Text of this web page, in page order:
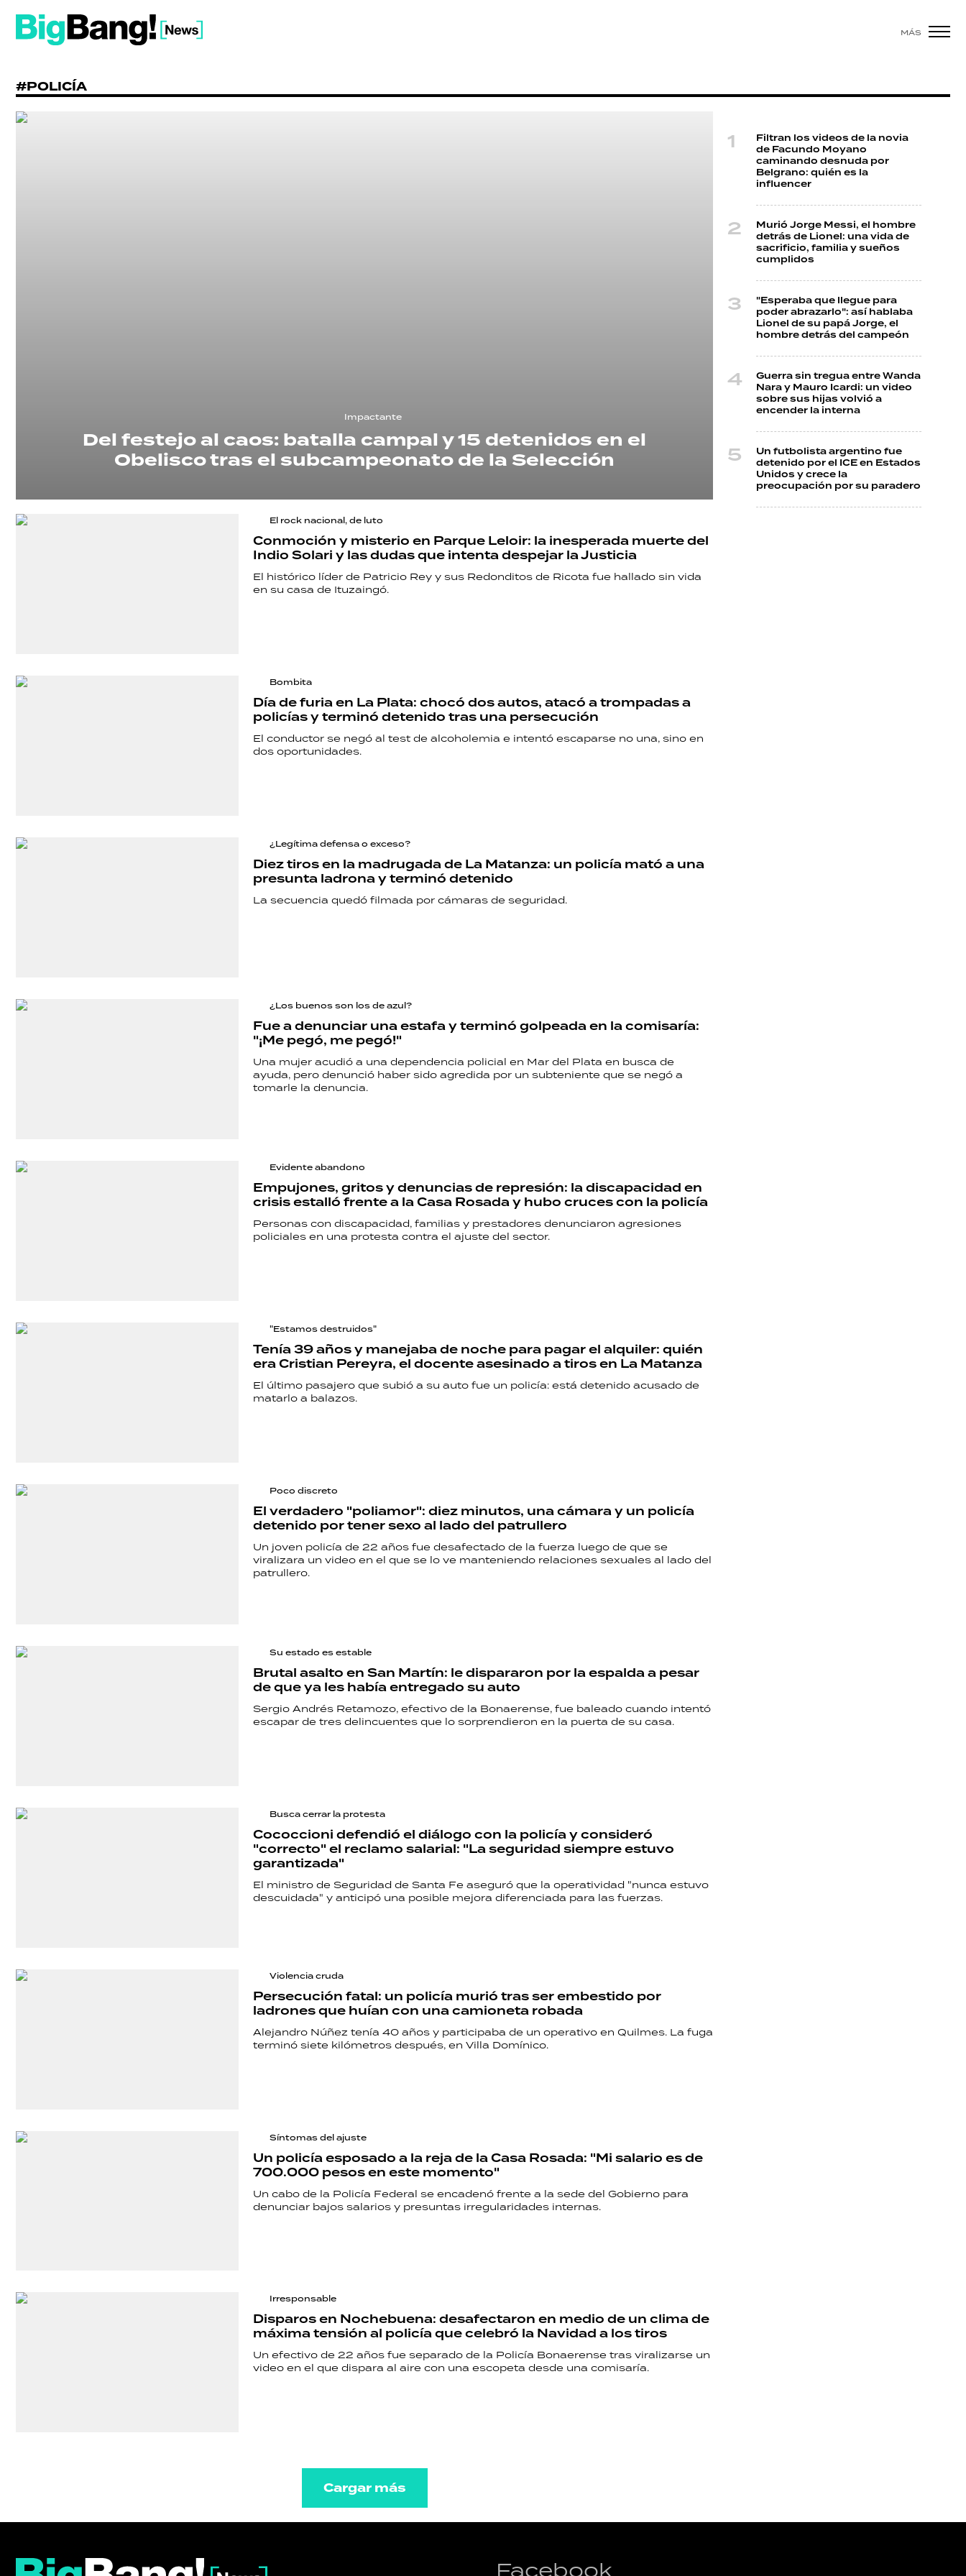
MÁS
#POLICÍA
Impactante
Del festejo al caos: batalla campal y 15 detenidos en el
Obelisco tras el subcampeonato de la Selección
El rock nacional, de luto
Conmoción y misterio en Parque Leloir: la inesperada muerte del
Indio Solari y las dudas que intenta despejar la Justicia
El histórico líder de Patricio Rey y sus Redonditos de Ricota fue hallado sin vida
en su casa de Ituzaingó.
Bombita
Día de furia en La Plata: chocó dos autos, atacó a trompadas a
policías y terminó detenido tras una persecución
El conductor se negó al test de alcoholemia e intentó escaparse no una, sino en
dos oportunidades.
¿Legítima defensa o exceso?
Diez tiros en la madrugada de La Matanza: un policía mató a una
presunta ladrona y terminó detenido
La secuencia quedó filmada por cámaras de seguridad.
¿Los buenos son los de azul?
Fue a denunciar una estafa y terminó golpeada en la comisaría:
"¡Me pegó, me pegó!"
Una mujer acudió a una dependencia policial en Mar del Plata en busca de
ayuda, pero denunció haber sido agredida por un subteniente que se negó a
tomarle la denuncia.
Evidente abandono
Empujones, gritos y denuncias de represión: la discapacidad en
crisis estalló frente a la Casa Rosada y hubo cruces con la policía
Personas con discapacidad, familias y prestadores denunciaron agresiones
policiales en una protesta contra el ajuste del sector.
"Estamos destruidos"
Tenía 39 años y manejaba de noche para pagar el alquiler: quién
era Cristian Pereyra, el docente asesinado a tiros en La Matanza
El último pasajero que subió a su auto fue un policía: está detenido acusado de
matarlo a balazos.
Poco discreto
El verdadero "poliamor": diez minutos, una cámara y un policía
detenido por tener sexo al lado del patrullero
Un joven policía de 22 años fue desafectado de la fuerza luego de que se
viralizara un video en el que se lo ve manteniendo relaciones sexuales al lado del
patrullero.
Su estado es estable
Brutal asalto en San Martín: le dispararon por la espalda a pesar
de que ya les había entregado su auto
Sergio Andrés Retamozo, efectivo de la Bonaerense, fue baleado cuando intentó
escapar de tres delincuentes que lo sorprendieron en la puerta de su casa.
Busca cerrar la protesta
Cococcioni defendió el diálogo con la policía y consideró
"correcto" el reclamo salarial: "La seguridad siempre estuvo
garantizada"
El ministro de Seguridad de Santa Fe aseguró que la operatividad "nunca estuvo
descuidada" y anticipó una posible mejora diferenciada para las fuerzas.
Violencia cruda
Persecución fatal: un policía murió tras ser embestido por
ladrones que huían con una camioneta robada
Alejandro Núñez tenía 40 años y participaba de un operativo en Quilmes. La fuga
terminó siete kilómetros después, en Villa Domínico.
Síntomas del ajuste
Un policía esposado a la reja de la Casa Rosada: "Mi salario es de
700.000 pesos en este momento"
Un cabo de la Policía Federal se encadenó frente a la sede del Gobierno para
denunciar bajos salarios y presuntas irregularidades internas.
Irresponsable
Disparos en Nochebuena: desafectaron en medio de un clima de
máxima tensión al policía que celebró la Navidad a los tiros
Un efectivo de 22 años fue separado de la Policía Bonaerense tras viralizarse un
video en el que dispara al aire con una escopeta desde una comisaría.
Cargar más
Filtran los videos de la novia
de Facundo Moyano
caminando desnuda por
Belgrano: quién es la
influencer
Murió Jorge Messi, el hombre
detrás de Lionel: una vida de
sacrificio, familia y sueños
cumplidos
"Esperaba que llegue para
poder abrazarlo": así hablaba
Lionel de su papá Jorge, el
hombre detrás del campeón
Guerra sin tregua entre Wanda
Nara y Mauro Icardi: un video
sobre sus hijas volvió a
encender la interna
Un futbolista argentino fue
detenido por el ICE en Estados
Unidos y crece la
preocupación por su paradero
Facebook
POLÍTICA
ACTUALIDAD
ECONOMÍA
TECNOLOGÍA